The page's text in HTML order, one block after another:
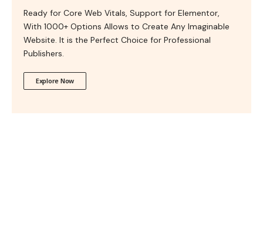
Ready for Core Web Vitals, Support for Elementor,
With 1000+ Options Allows to Create Any Imaginable
Website. It is the Perfect Choice for Professional
Publishers.
Explore Now